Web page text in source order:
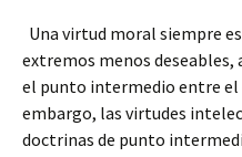
Una virtud moral siempre
extremos menos
el punto intermedio entre el
embargo, las virtudes
doctrinas de punto